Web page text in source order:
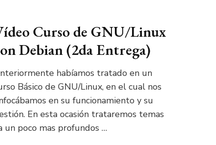
Curso de GNU/Linux
Debian (2da Entrega)
habíamos tratado en un
Básico de GNU/Linux, en el cual nos
en su funcionamiento y su
En esta ocasión trataremos temas
un poco mas profundos …